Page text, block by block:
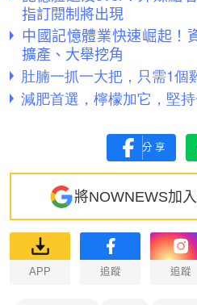
指訂閱制將出現
中國記憶體業快速崛起！
擴產、大舉挖角
分享
將NOWNEWS加
APP 追蹤 追蹤